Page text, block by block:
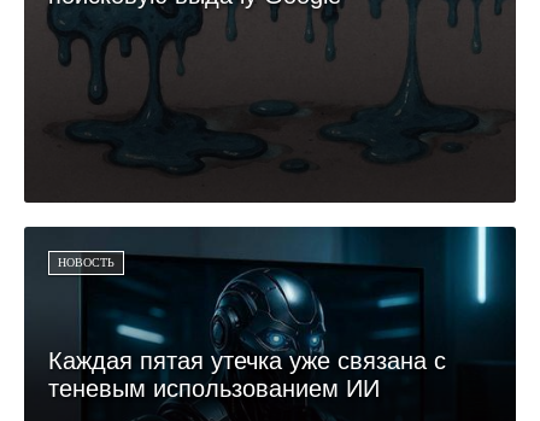
НОВОСТЬ
Каждая пятая утечка уже связана с
теневым использованием ИИ